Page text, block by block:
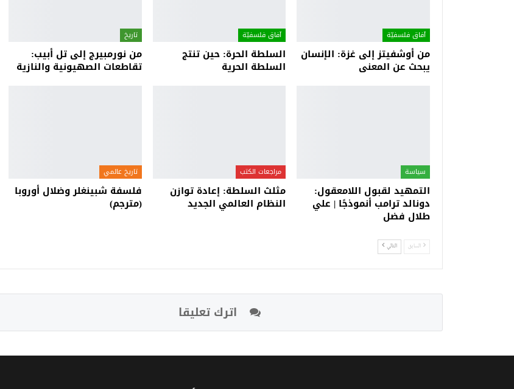
آفاق فلسفيّة‎
من أوشفيتز إلى غزة: الإنسان
يبحث عن المعنى
آفاق فلسفيّة‎
السلطة الحرة: حين تنتج
السلطة الحرية
تاريخ
من نورمبيرج إلى تل أبيب:
تقاطعات الصهيونية والنازية
سياسة
التمهيد لقبول اللامعقول:
دونالد ترامب أنموذجًا | علي
طلال فضل
مراجعات الكتب
مثلث السلطة: إعادة توازن
النظام العالمي الجديد
تاريخ عالمي
فلسفة شبينغلر وضلال أوروبا
(مترجم)
السابق التالي
اترك تعليقا